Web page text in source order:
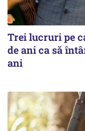
Trei lucruri pe
de ani ca să
ani